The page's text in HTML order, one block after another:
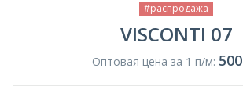
#распродажа
VISCONTI 07
Оптовая цена за 1 п/м: 500